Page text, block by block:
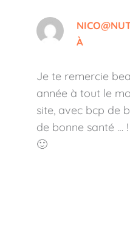
À
Je te remercie
année à tout le
site, avec bcp de
de bonne santé …
🙂